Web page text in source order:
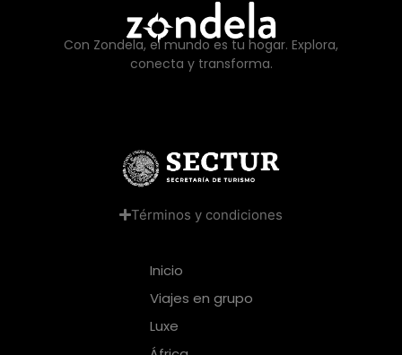
Con Zondela, el mundo es tu hogar. Explora,
conecta y transforma.
Términos y condiciones
Inicio
Viajes en grupo
Luxe